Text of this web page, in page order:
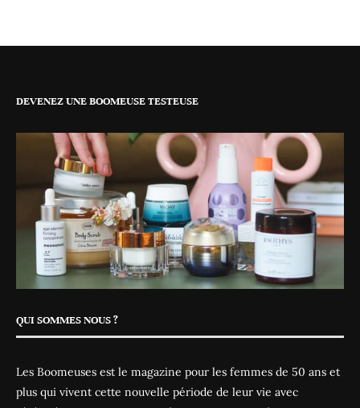
DEVENEZ UNE BOOMEUSE TESTEUSE
QUI SOMMES NOUS ?
Les Boomeuses est le magazine pour les femmes de 50 ans et
plus qui vivent cette nouvelle période de leur vie avec